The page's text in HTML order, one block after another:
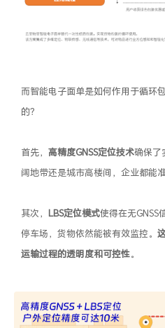
而智能电子面单是如何作用于循环
的？
首先， 高精度GNSS定位技术确保了
阔地带还是城市高楼间，企业都能
其次， LBS定位模式使得在无GNSS
停车场，货物依然能被有效监控。
运输过程的透明度和可控性。